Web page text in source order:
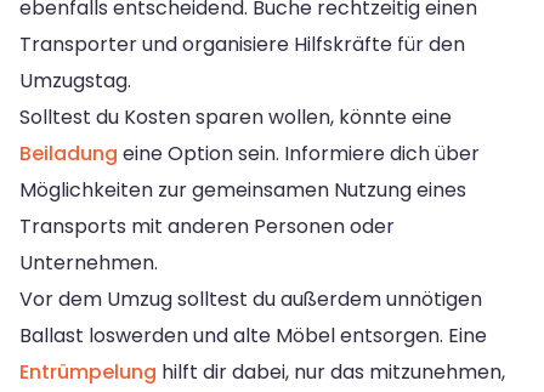
ebenfalls entscheidend. Buche rechtzeitig einen
Transporter und organisiere Hilfskräfte für den
Umzugstag.
Solltest du Kosten sparen wollen, könnte eine
Beiladung eine Option sein. Informiere dich über
Möglichkeiten zur gemeinsamen Nutzung eines
Transports mit anderen Personen oder
Unternehmen.
Vor dem Umzug solltest du außerdem unnötigen
Ballast loswerden und alte Möbel entsorgen. Eine
Entrümpelung hilft dir dabei, nur das mitzunehmen,